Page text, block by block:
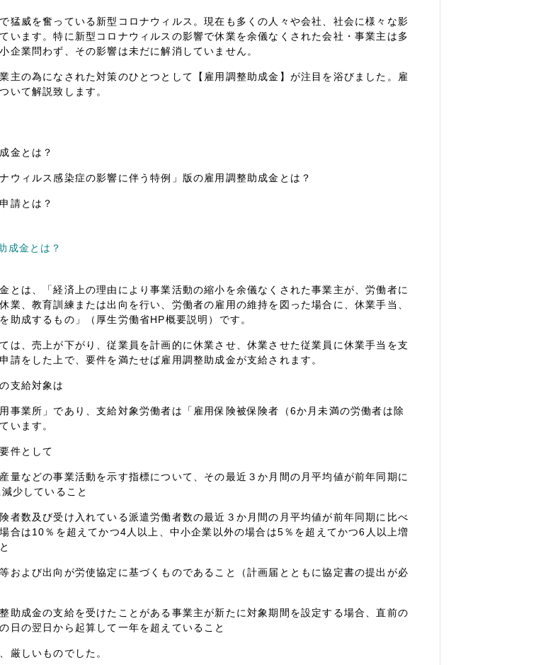
猛威を奮っている新型コロナウィルス。現在も多くの人々や会社、社会に様々な影
います。特に新型コロナウィルスの影響で休業を余儀なくされた会社・事業主は多
企業問わず、その影響は未だに解消していません。
主の為になされた対策のひとつとして【雇用調整助成金】が注目を浴びました。雇
いて解説致します。
金とは？
ウィルス感染症の影響に伴う特例」版の雇用調整助成金とは？
請とは？
成金とは？
とは、「経済上の理由により事業活動の縮小を余儀なくされた事業主が、労働者に
業、教育訓練または出向を行い、労働者の雇用の維持を図った場合に、休業手当、
助成するもの」（厚生労働省HP概要説明）です。
は、売上が下がり、従業員を計画的に休業させ、休業させた従業員に休業手当を支
請をした上で、要件を満たせば雇用調整助成金が支給されます。
支給対象は
用事業所」であり、支給対象労働者は「雇用保険被保険者（6か月未満の労働者は除
います。
件として
量などの事業活動を示す指標について、その最近３か月間の月平均値が前年同期に
少していること
者数及び受け入れている派遣労働者数の最近３か月間の月平均値が前年同期に比べ
合は10％を超えてかつ4人以上、中小企業以外の場合は5％を超えてかつ6人以上増
および出向が労使協定に基づくものであること（計画届とともに協定書の提出が必
助成金の支給を受けたことがある事業主が新たに対象期間を設定する場合、直前の
日の翌日から起算して一年を超えていること
厳しいものでした。